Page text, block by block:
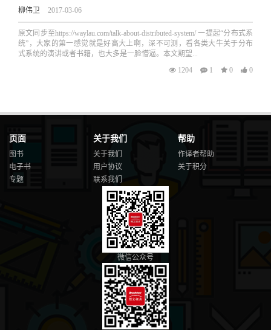
柳伟卫 2017-03-06
原文同步至https://waylau.com/talk-about-distributed-system/ 一提起“分布式系
统”，大家的第一感觉就是好高大上啊，深不可测，看各类大牛关于分布
式系统的演讲或者书籍，也大多是一脸懵逼。本文期望...
1204
1 0 0
页面
图书
电子书
专题
关于我们
关于我们
用户协议
联系我们
帮助
作译者帮助
关于积分
微信公众号